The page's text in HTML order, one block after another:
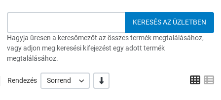
Hagyja üresen a keresőmezőt az összes termék megtalálásához,
vagy adjon meg keresési kifejezést egy adott termék
megtalálásához.
Rendezés Sorrend -/+ Grid